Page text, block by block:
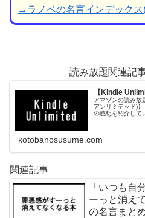
→ラノベの名言インデックス
読み放題関連記
【Kindle
アマゾンの読み放
アンリミテッド)
の感想を紹介して
kotobanosusume.com
関連記事
「いつも自
ーっと消え
の名言まと